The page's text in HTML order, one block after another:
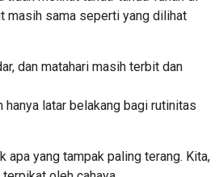
masih sama seperti yang dilihat
dan matahari masih terbit dan
latar belakang bagi rutinitas
apa yang tampak paling terang. Kita,